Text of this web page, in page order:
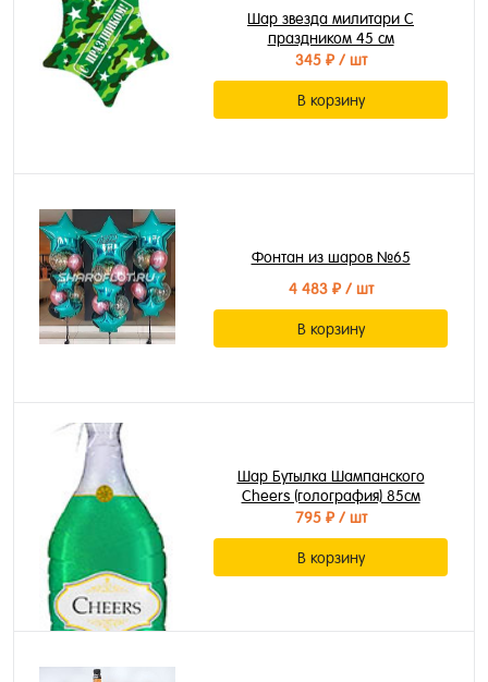
Шар звезда милитари С
праздником 45 см
345 ₽/ шт
В корзину
Фонтан из шаров №65
4 483 ₽/ шт
В корзину
Шар Бутылка Шампанского
Cheers (голография) 85см
795 ₽/ шт
В корзину